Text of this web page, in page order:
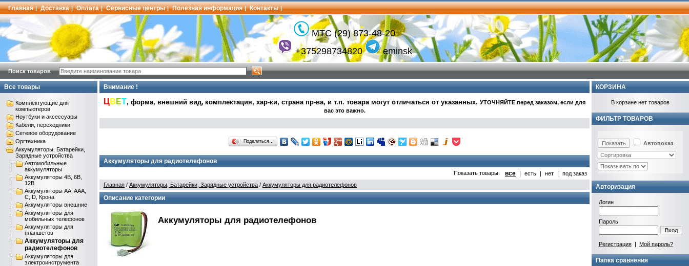
Главная | Доставка | Оплата | Сервисные центры | Полезная информация | Контакты |
МТС (29) 873-48-20
+375298734820
eminsk
Поиск товаров
Все товары
Комплектующие для
компьютеров
Ноутбуки и аксессуары
Кабели, переходники
Сетевое оборудование
Оргтехника
Аккумуляторы, Батарейки,
Зарядные устройства
Автомобильные
аккумуляторы
Аккумуляторы 4В, 6В,
12В
Аккумуляторы AA, AAA,
C, D, Крона
Аккумуляторы внешние
Аккумуляторы для
мобильных телефонов
Аккумуляторы для
планшетов
Аккумуляторы для
радиотелефонов
Аккумуляторы для
электроинструмента
Внимание !
ЦВ ЕТ, форма, внешний вид, комплектация, хар-ки, страна пр-ва, и т.п. товара могут отличаться от указанных. УТОЧНЯЙТЕ перед заказом, если для
вас это важно.
Поделиться…
Аккумуляторы для радиотелефонов
Показать товары: все | есть | нет |
под заказ
Главная / Аккумуляторы, Батарейки, Зарядные устройства / Аккумуляторы для радиотелефонов
Описание категории
Аккумуляторы для радиотелефонов
КОРЗИНА
В корзине нет товаров
ФИЛЬТР ТОВАРОВ
Автопоказ
Авторизация
Логин
Пароль
Вход
Регистрация| Мой пароль?
Папка сравнения